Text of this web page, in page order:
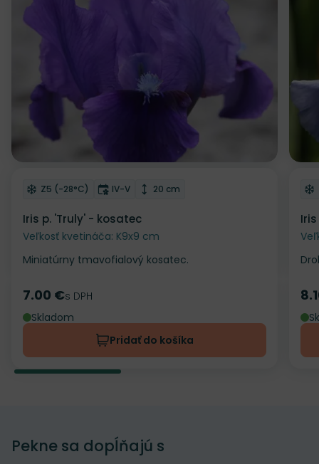
Odober do zoznamu želaní
Mrazuvzdornosť
Z5 (-28°C) Doba kvitnutia
IV-V Výška rastliny
20 cm
Iris p. 'Truly' - kosatec
Veľkosť kvetináča: K9x9 cm
Miniatúrny tmavofialový kosatec.
Cena
7.00 €s DPH
Skladom
Pridať do košíka
Pekne sa dopĺňajú s